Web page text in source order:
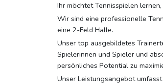
Ihr möchtet Tennisspielen
Wir sind eine professionelle
eine 2-Feld Halle.
Unser top ausgebildetes
Spielerinnen und Spieler und
persönliches Potential zu
Unser Leistungsangebot umfasst